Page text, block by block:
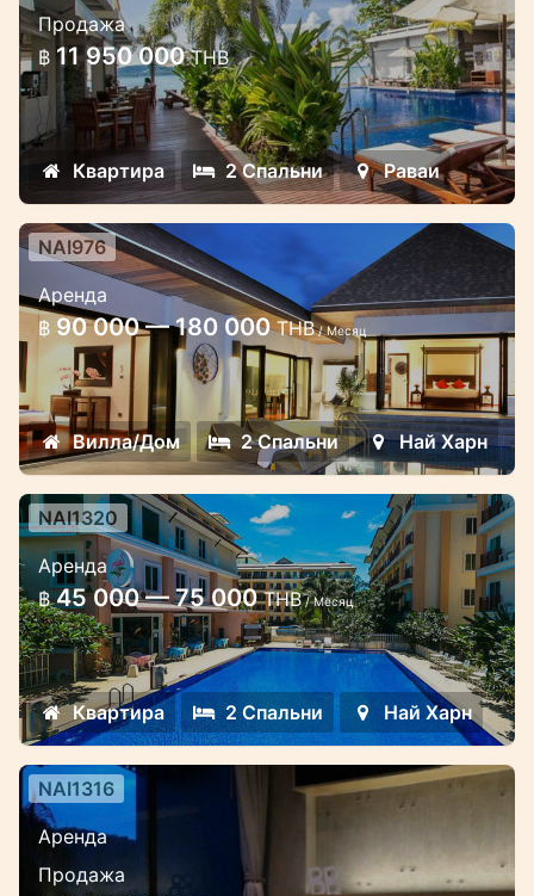
Двухспальные апартаменты с видом на
море на берегу Раваи Пхукет Таиланд
Продажа
฿ 11 950 000THB
Квартира 2 Спальни Раваи
Роскошная вилла с двумя
спальнями и приватным
бассейном в комплексе в пешей
доступности к пляжу Найхарн
Великолепная роскошная вилла на
лучшей улице района Найхарн с
собственным бассейном и приватной
территорией.
NAI976
Аренда
฿ 90 000 — 180 000THB/ Месяц
Вилла/Дом 2 Спальни Най Харн
2х спальные апартаменты в
комплексе Палм Бриз на Найхарн
Просторные 2 спальные апартаменты в
комплексе на Найхарн
NAI1320
Аренда
฿ 45 000 — 75 000THB/ Месяц
Квартира 2 Спальни Най Харн
2-х спальные апартаменты в
Relife condo рядом с пляжем
Найхарн
NAI1316
Аренда
Продажа